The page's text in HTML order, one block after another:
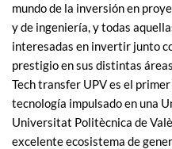
mundo de la inversión en
y de ingeniería, y todas
interesadas en invertir junto
prestigio en sus distintas
Tech transfer UPV es el
tecnología impulsado en una
Universitat Politècnica de
excelente ecosistema de